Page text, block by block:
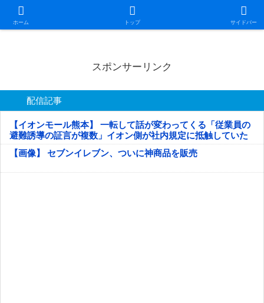
ホーム トップ サイドバー
日本第一！ニュース録
スポンサーリンク
配信記事
【イオンモール熊本】 一転して話が変わってくる「従業員の
避難誘導の証言が複数」イオン側が社内規定に抵触していた
疑い
【画像】 セブンイレブン、ついに神商品を販売